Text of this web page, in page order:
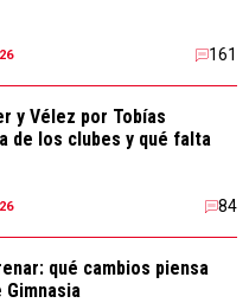
161
y Vélez por Tobías
de los clubes y qué falta
84
qué cambios piensa